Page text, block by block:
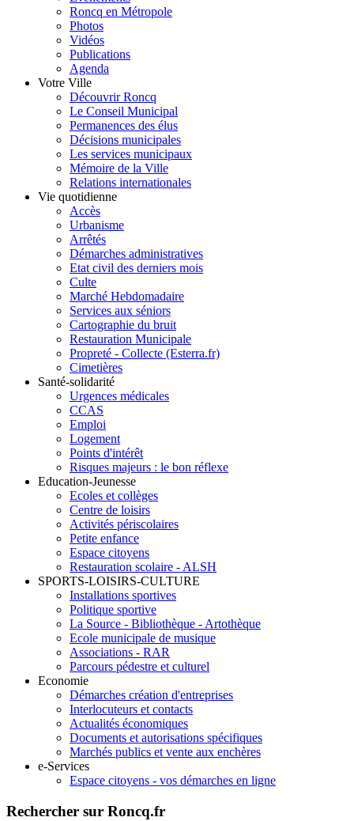
Roncq en Métropole
Photos
Vidéos
Publications
Agenda
Votre Ville
Découvrir Roncq
Le Conseil Municipal
Permanences des élus
Décisions municipales
Les services municipaux
Mémoire de la Ville
Relations internationales
Vie quotidienne
Accès
Urbanisme
Arrêtés
Démarches administratives
Etat civil des derniers mois
Culte
Marché Hebdomadaire
Services aux séniors
Cartographie du bruit
Restauration Municipale
Propreté - Collecte (Esterra.fr)
Cimetières
Santé-solidarité
Urgences médicales
CCAS
Emploi
Logement
Points d'intérêt
Risques majeurs : le bon réflexe
Education-Jeunesse
Ecoles et collèges
Centre de loisirs
Activités périscolaires
Petite enfance
Espace citoyens
Restauration scolaire - ALSH
SPORTS-LOISIRS-CULTURE
Installations sportives
Politique sportive
La Source - Bibliothèque - Artothèque
Ecole municipale de musique
Associations - RAR
Parcours pédestre et culturel
Economie
Démarches création d'entreprises
Interlocuteurs et contacts
Actualités économiques
Documents et autorisations spécifiques
Marchés publics et vente aux enchères
e-Services
Espace citoyens - vos démarches en ligne
Rechercher sur Roncq.fr